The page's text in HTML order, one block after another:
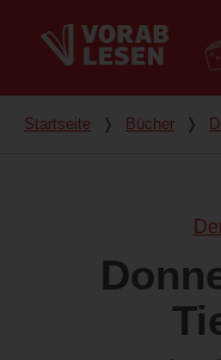
Du bist hier
Startseite ❭ Bücher ❭